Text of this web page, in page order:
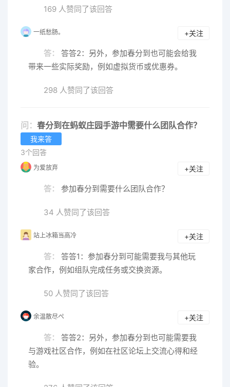
169 人赞同了该回答
一纸愁肠。 +关注
答：
答答2：另外，参加春分到也可能会给我
带来一些实际奖励，例如虚拟货币或优惠券。
298 人赞同了该回答
问： 春分到在蚂蚁庄园手游中需要什么团队合作？
我来答
3个回答
为爱放弃 +关注
答： 参加春分到需要什么团队合作？
34 人赞同了该回答
站上冰箱当高冷 +关注
答：
答答1：参加春分到可能需要我与其他玩
家合作，例如组队完成任务或交换资源。
50 人赞同了该回答
余温散尽ぺ +关注
答：
答答2：另外，参加春分到也可能需要我
与游戏社区合作，例如在社区论坛上交流心得和经
验。